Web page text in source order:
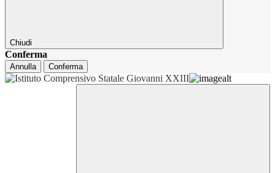
Chiudi
Conferma
Annulla Conferma